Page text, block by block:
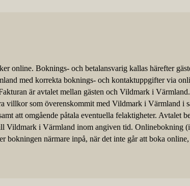
online. Boknings- och betalansvarig kallas härefter
med korrekta boknings- och kontaktuppgifter via
är avtalet mellan gästen och Vildmark i
villkor som överenskommit med Vildmark i Värmland i
att omgående påtala eventuella felaktigheter. Avtalet
Vildmark i Värmland inom angiven tid. Onlinebokning
bokningen närmare inpå, när det inte går att boka